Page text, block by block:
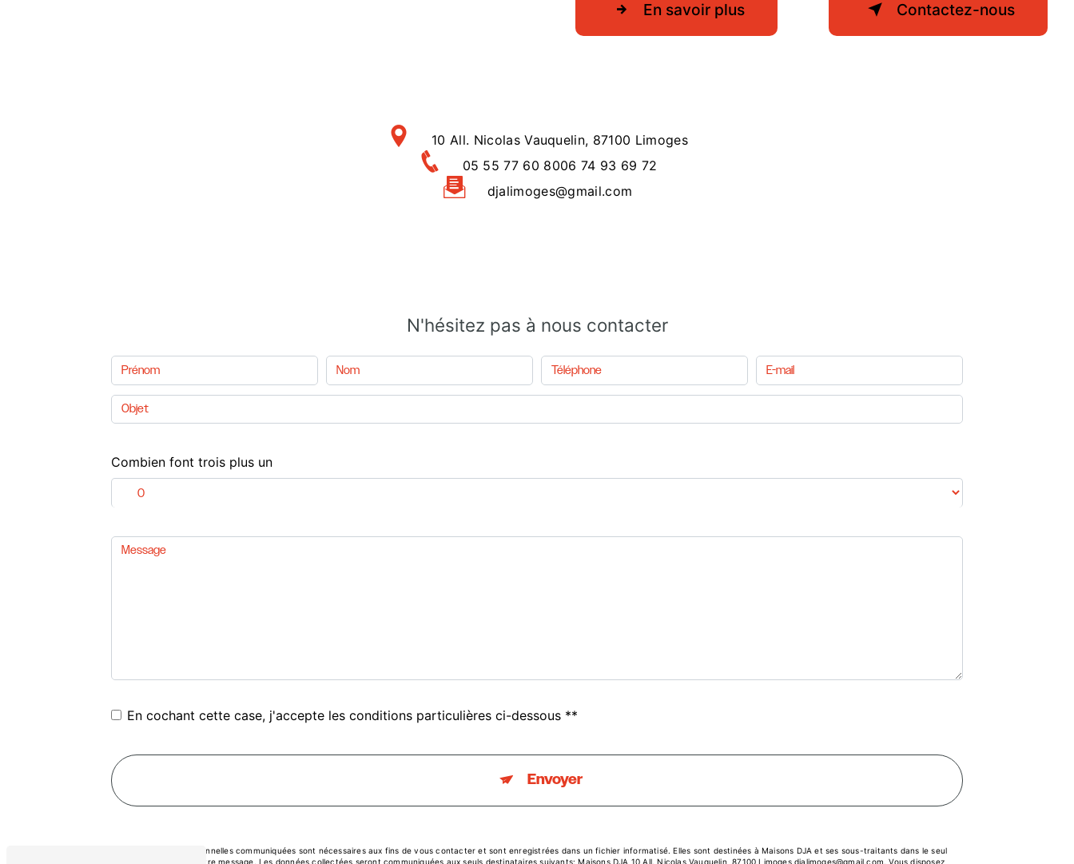
En savoir plus Contactez-nous
10 All. Nicolas Vauquelin, 87100 Limoges
05 55 77 60 8006 74 93 69 72
djalimoges@gmail.com
N'hésitez pas à nous contacter
Combien font trois plus un
En cochant cette case, j'accepte les conditions particulières ci-dessous **
Envoyer
** Les données personnelles communiquées sont nécessaires aux fins de vous contacter et sont enregistrées dans un fichier informatisé. Elles sont destinées à Maisons DJA et ses sous-traitants dans le seul
but de répondre à votre message. Les données collectées seront communiquées aux seuls destinataires suivants: Maisons DJA 10 All. Nicolas Vauquelin, 87100 Limoges djalimoges@gmail.com. Vous disposez